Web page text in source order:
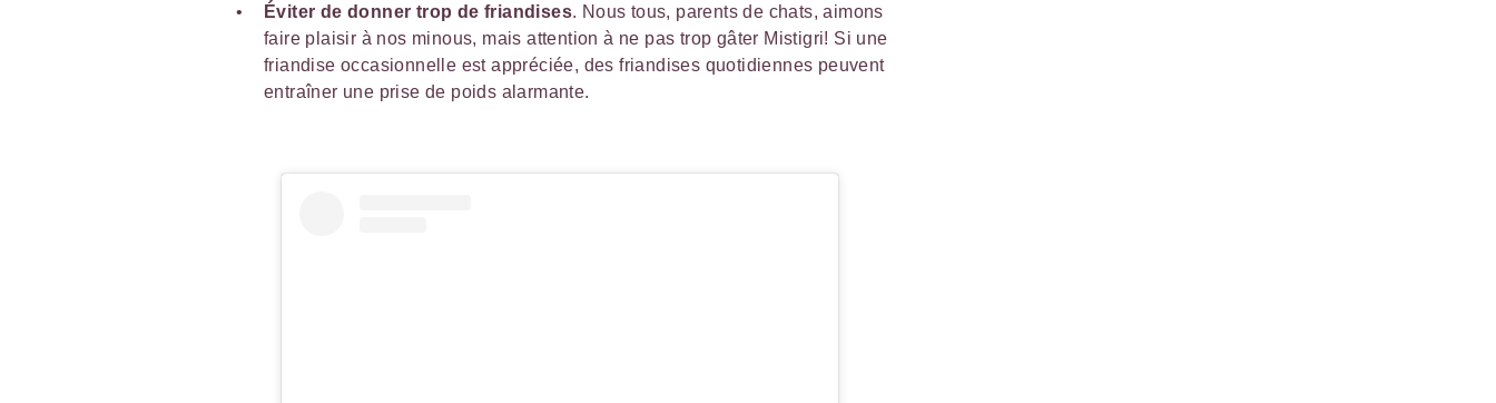
Éviter de donner trop de friandises. Nous tous, parents de chats, aimons
faire plaisir à nos minous, mais attention à ne pas trop gâter Mistigri! Si une
friandise occasionnelle est appréciée, des friandises quotidiennes peuvent
entraîner une prise de poids alarmante.